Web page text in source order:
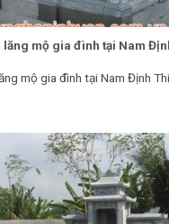
lăng mộ gia đình tại Nam
mộ gia đình tại Nam Định